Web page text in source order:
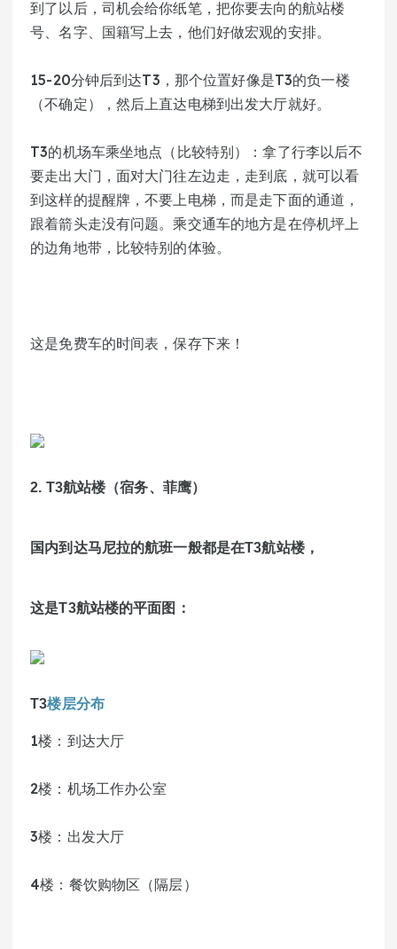
到了以后，司机会给你纸笔，把你要去向的航站楼
号、名字、国籍写上去，他们好做宏观的安排。
15-20分钟后到达T3，那个位置好像是T3的负一楼
（不确定），然后上直达电梯到出发大厅就好。
T3的机场车乘坐地点（比较特别）：拿了行李以后不
要走出大门，面对大门往左边走，走到底，就可以看
到这样的提醒牌，不要上电梯，而是走下面的通道，
跟着箭头走没有问题。乘交通车的地方是在停机坪上
的边角地带，比较特别的体验。
这是免费车的时间表，保存下来！
2. T3航站楼（宿务、菲鹰）
国内到达马尼拉的航班一般都是在T3航站楼，
这是T3航站楼的平面图：
T3楼层分布
1楼：到达大厅
2楼：机场工作办公室
3楼：出发大厅
4楼：餐饮购物区（隔层）